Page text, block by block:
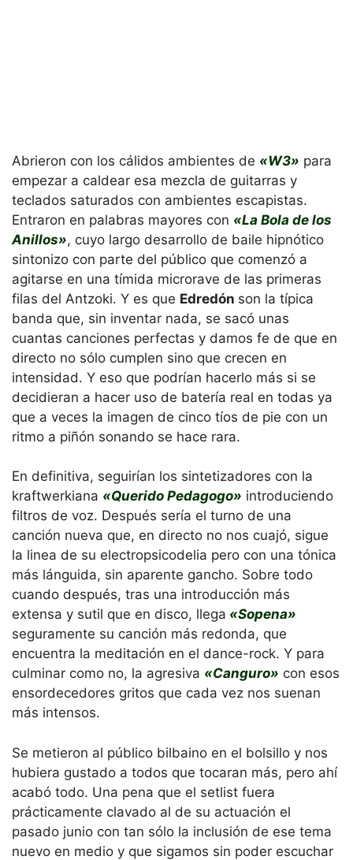
Abrieron con los cálidos ambientes de «W3» para
empezar a caldear esa mezcla de guitarras y
teclados saturados con ambientes escapistas.
Entraron en palabras mayores con «La Bola de los
Anillos», cuyo largo desarrollo de baile hipnótico
sintonizo con parte del público que comenzó a
agitarse en una tímida microrave de las primeras
filas del Antzoki. Y es que Edredón son la típica
banda que, sin inventar nada, se sacó unas
cuantas canciones perfectas y damos fe de que en
directo no sólo cumplen sino que crecen en
intensidad. Y eso que podrían hacerlo más si se
decidieran a hacer uso de batería real en todas ya
que a veces la imagen de cinco tíos de pie con un
ritmo a piñón sonando se hace rara.
En definitiva, seguirían los sintetizadores con la
kraftwerkiana «Querido Pedagogo» introduciendo
filtros de voz. Después sería el turno de una
canción nueva que, en directo no nos cuajó, sigue
la linea de su electropsicodelia pero con una tónica
más lánguida, sin aparente gancho. Sobre todo
cuando después, tras una introducción más
extensa y sutil que en disco, llega «Sopena»
seguramente su canción más redonda, que
encuentra la meditación en el dance-rock. Y para
culminar como no, la agresiva «Canguro» con esos
ensordecedores gritos que cada vez nos suenan
más intensos.
Se metieron al público bilbaino en el bolsillo y nos
hubiera gustado a todos que tocaran más, pero ahí
acabó todo. Una pena que el setlist fuera
prácticamente clavado al de su actuación el
pasado junio con tan sólo la inclusión de ese tema
nuevo en medio y que sigamos sin poder escuchar